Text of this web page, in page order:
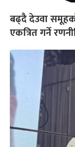
बढ्दै देउवा
एकत्रित गर्ने